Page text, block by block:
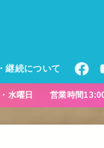
継続について
水曜日 営業時間